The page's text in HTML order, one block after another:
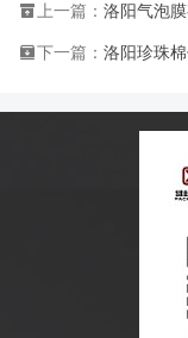
上一篇： 洛阳气泡
下一篇： 洛阳珍珠